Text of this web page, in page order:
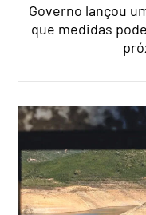
Governo lançou
que medidas